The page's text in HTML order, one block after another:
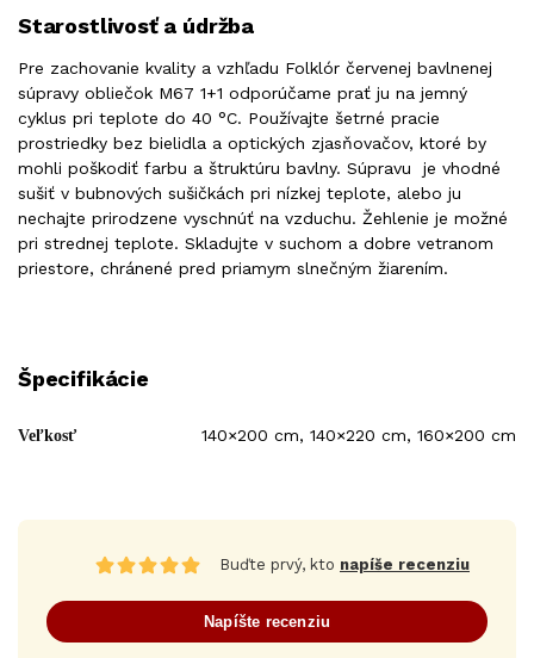
Starostlivosť a údržba
Pre zachovanie kvality a vzhľadu Folklór červenej bavlnenej
súpravy obliečok M67 1+1 odporúčame prať ju na jemný
cyklus pri teplote do 40 °C. Používajte šetrné pracie
prostriedky bez bielidla a optických zjasňovačov, ktoré by
mohli poškodiť farbu a štruktúru bavlny. Súpravu je vhodné
sušiť v bubnových sušičkách pri nízkej teplote, alebo ju
nechajte prirodzene vyschnúť na vzduchu. Žehlenie je možné
pri strednej teplote. Skladujte v suchom a dobre vetranom
priestore, chránené pred priamym slnečným žiarením.
Špecifikácie
Veľkosť 140×200 cm, 140×220 cm, 160×200 cm
Buďte prvý, kto napíše recenziu
Napíšte recenziu